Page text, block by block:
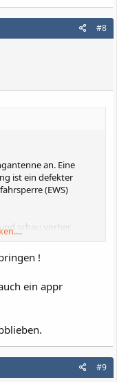
#8
an. Eine
ist ein defekter
(EWS)
schau vorher
!
ein appr
#9